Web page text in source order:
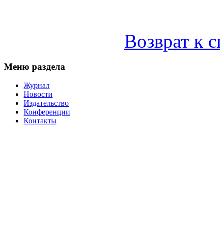
Возврат к
Меню раздела
Журнал
Новости
Издательство
Конференции
Контакты